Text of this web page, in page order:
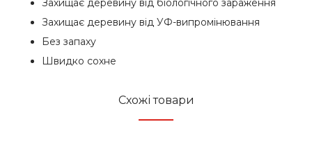
Захищає деревину від біологічного зараження
Захищає деревину від УФ-випромінювання
Без запаху
Швидко сохне
Схожі товари